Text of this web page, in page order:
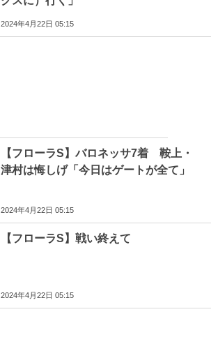
2024年4月22日 05:15
【フローラS】バロネッサ7着 鞍上・
津村は悔しげ「今日はゲートが全て」
2024年4月22日 05:15
【フローラS】戦い終えて
2024年4月22日 05:15